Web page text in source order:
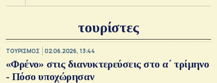
τουρίστες
ΤΟΥΡΙΣΜΟΣ 02.06.2026, 13:44
«Φρένο» στις διανυκτερεύσεις στο α΄ τρίμηνο
- Πόσο υποχώρησαν